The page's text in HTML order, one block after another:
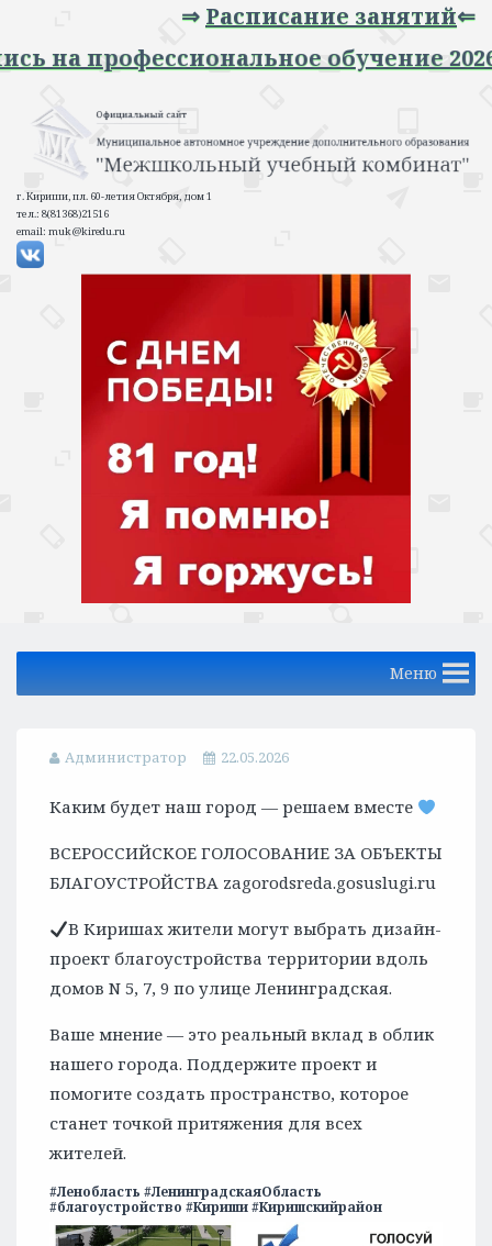
⇒ Расписание занятий⇐
на профессиональное обучение
г. Кириши, пл. 60-летия Октября, дом 1
тел.: 8(81368)21516
email: muk@kiredu.ru
Меню
Администратор 22.05.2026
Каким будет наш город — решаем вместе
ВСЕРОССИЙСКОЕ ГОЛОСОВАНИЕ ЗА ОБЪЕКТЫ
БЛАГОУСТРОЙСТВА zagorodsreda.gosuslugi.ru
В Киришах жители могут выбрать дизайн-
проект благоустройства территории вдоль
домов N 5, 7, 9 по улице Ленинградская.
Ваше мнение — это реальный вклад в облик
нашего города. Поддержите проект и
помогите создать пространство, которое
станет точкой притяжения для всех
жителей.
#Ленобласть #ЛенинградскаяОбласть
#благоустройство #Кириши #Киришскийрайон